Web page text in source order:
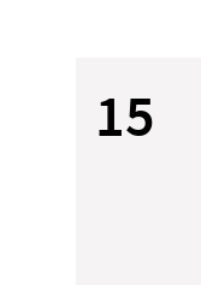
15